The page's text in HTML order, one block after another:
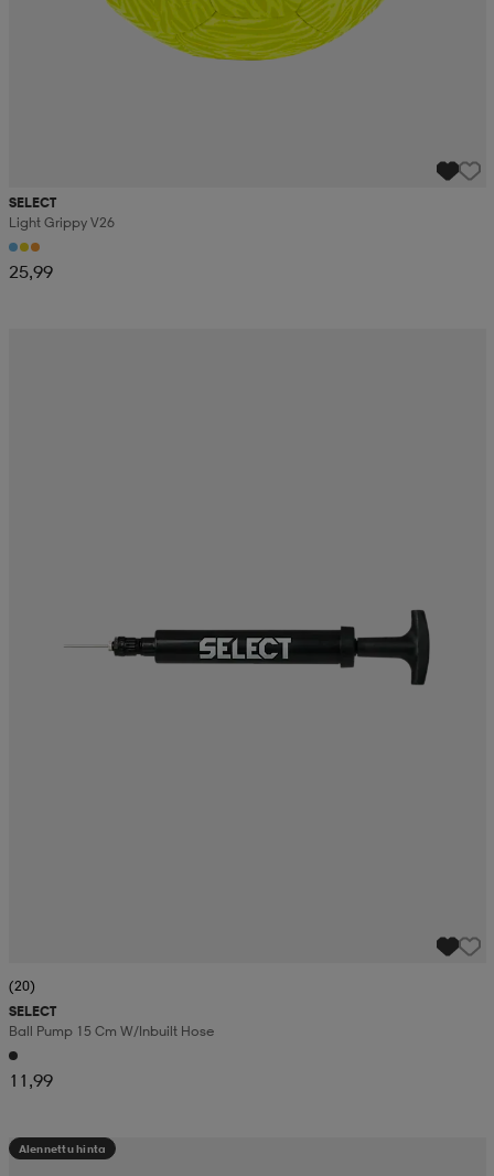
SELECT
Light Grippy V26
25,99
(20)
SELECT
Ball Pump 15 Cm W/inbuilt Hose
11,99
Alennettu hinta